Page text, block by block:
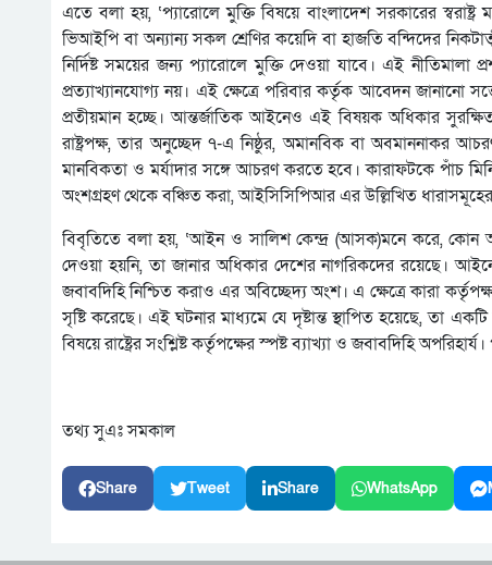
এতে বলা হয়, ‘প্যারোলে মুক্তি বিষয়ে বাংলাদেশ সরকারের
ভিআইপি বা অন্যান্য সকল শ্রেণির কয়েদি বা হাজতি বন্দিদের
নির্দিষ্ট সময়ের জন্য প্যারোলে মুক্তি দেওয়া যাবে। এই
প্রত্যাখ্যানযোগ্য নয়। এই ক্ষেত্রে পরিবার কর্তৃক আবেদন জানানো
প্রতীয়মান হচ্ছে। আন্তর্জাতিক আইনেও এই বিষয়ক অধিকার
রাষ্ট্রপক্ষ, তার অনুচ্ছেদ ৭-এ নিষ্ঠুর, অমানবিক বা অবমাননাকর
মানবিকতা ও মর্যাদার সঙ্গে আচরণ করতে হবে। কারাফটকে পাঁচ
অংশগ্রহণ থেকে বঞ্চিত করা, আইসিসিপিআর এর উল্লিখিত ধারাসমূহের
বিবৃতিতে বলা হয়, ‘আইন ও সালিশ কেন্দ্র (আসক)মনে করে, কোন
দেওয়া হয়নি, তা জানার অধিকার দেশের নাগরিকদের রয়েছে।
জবাবদিহি নিশ্চিত করাও এর অবিচ্ছেদ্য অংশ। এ ক্ষেত্রে কারা
সৃষ্টি করেছে। এই ঘটনার মাধ্যমে যে দৃষ্টান্ত স্থাপিত হয়েছে, তা
বিষয়ে রাষ্ট্রের সংশ্লিষ্ট কর্তৃপক্ষের স্পষ্ট ব্যাখ্যা ও জবাবদিহি
তথ্য সুএঃ সমকাল
Share Tweet Share WhatsApp